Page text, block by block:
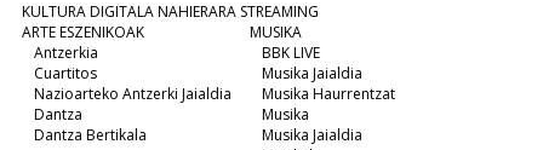
KULTURA DIGITALA NAHIERARA STREAMING
ARTE ESZENIKOAK
Antzerkia
Cuartitos
Nazioarteko Antzerki Jaialdia
Dantza
Dantza Bertikala
MUSIKA
BBK LIVE
Musika Jaialdia
Musika Haurrentzat
Musika
Musika Jaialdia